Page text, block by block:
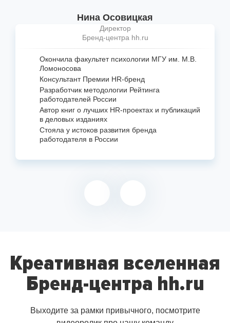
Нина Осовицкая
Директор
Бренд-центра hh.ru
Окончила факультет психологии МГУ им. М.В.
Ломоносова
Консультант Премии HR-бренд
Разработчик методологии Рейтинга
работодателей России
Автор книг о лучших HR-проектах и публикаций
в деловых изданиях
Стояла у истоков развития бренда
работодателя в России
Креативная вселенная
Бренд-центра hh.ru
Выходите за рамки привычного, посмотрите